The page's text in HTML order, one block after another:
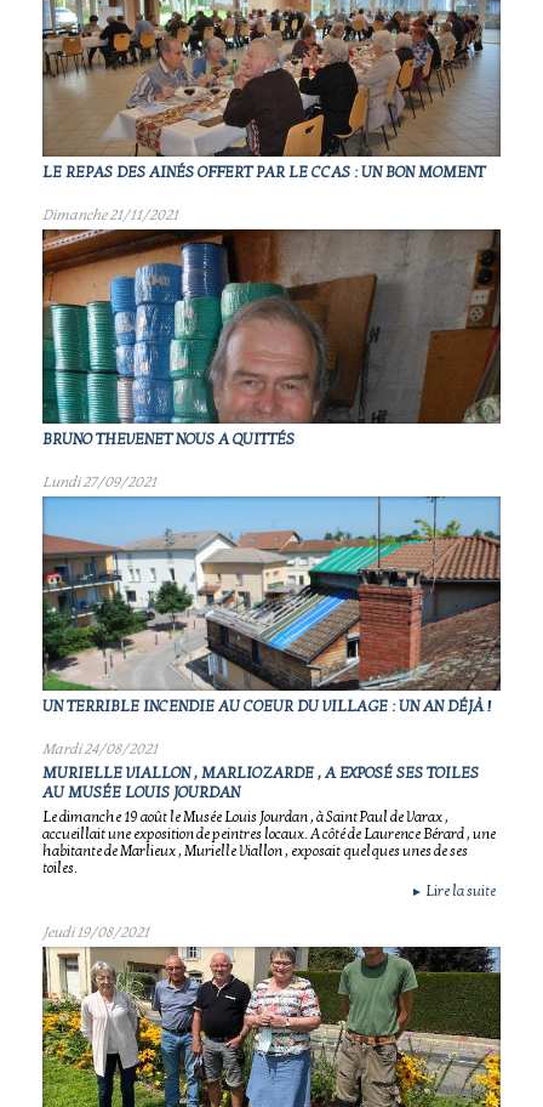
LE REPAS DES AINÉS OFFERT PAR LE CCAS : UN BON MOMENT
Dimanche 21/11/2021
BRUNO THEVENET NOUS A QUITTÉS
Lundi 27/09/2021
UN TERRIBLE INCENDIE AU COEUR DU VILLAGE : UN AN DÉJÀ !
Mardi 24/08/2021
MURIELLE VIALLON , MARLIOZARDE , A EXPOSÉ SES TOILES
AU MUSÉE LOUIS JOURDAN
Le dimanche 19 août le Musée Louis Jourdan , à Saint Paul de Varax ,
accueillait une exposition de peintres locaux. A côté de Laurence Bérard , une
habitante de Marlieux , Murielle Viallon , exposait quelques unes de ses
toiles.
► Lire la suite
Jeudi 19/08/2021